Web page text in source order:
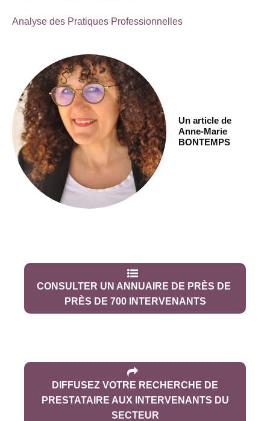
Analyse des Pratiques Professionnelles
Un article de
Anne-Marie
BONTEMPS
CONSULTER UN ANNUAIRE DE PRÈS DE
PRÈS DE 700 INTERVENANTS
DIFFUSEZ VOTRE RECHERCHE DE
PRESTATAIRE AUX INTERVENANTS DU
SECTEUR